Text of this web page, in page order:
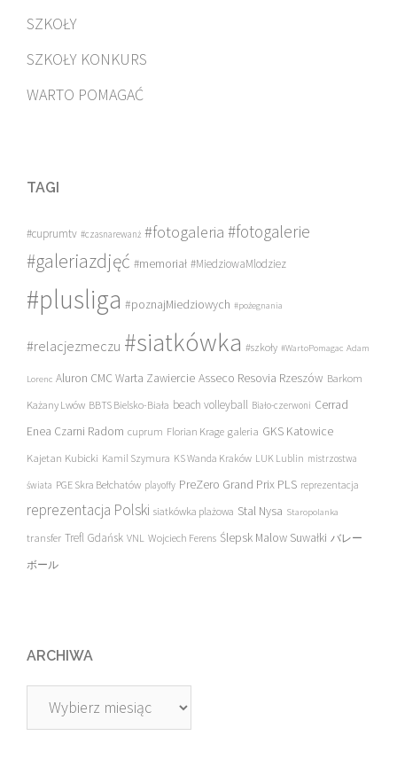
SZKOŁY
SZKOŁY KONKURS
WARTO POMAGAĆ
TAGI
#cuprumtv #czasnarewanż #fotogaleria #fotogalerie
#galeriazdjęć #memoriał #MiedziowaMlodziez
#plusliga #poznajMiedziowych #pożegnania
#relacjezmeczu #siatkówka #szkoły #WartoPomagac Adam
Lorenc Aluron CMC Warta Zawiercie Asseco Resovia Rzeszów Barkom
Każany Lwów BBTS Bielsko-Biała beach volleyball Biało-czerwoni Cerrad
Enea Czarni Radom cuprum Florian Krage galeria GKS Katowice
Kajetan Kubicki Kamil Szymura KS Wanda Kraków LUK Lublin mistrzostwa
świata PGE Skra Bełchatów playoffy PreZero Grand Prix PLS reprezentacja
reprezentacja Polski siatkówka plażowa Stal Nysa Staropolanka
transfer Trefl Gdańsk VNL Wojciech Ferens Ślepsk Malow Suwałki バレー
ボール
ARCHIWA
Archiwa